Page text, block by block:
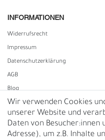
INFORMATIONEN
Widerrufs­recht
Impressum
Daten­schutz­erklärung
AGB
Blog
Vertrag widerrufen
UNTERNEHMEN
Wir verwenden Cookies
unserer Website und
Daten von Besucher:innen
Adresse), um z.B. Inhalte